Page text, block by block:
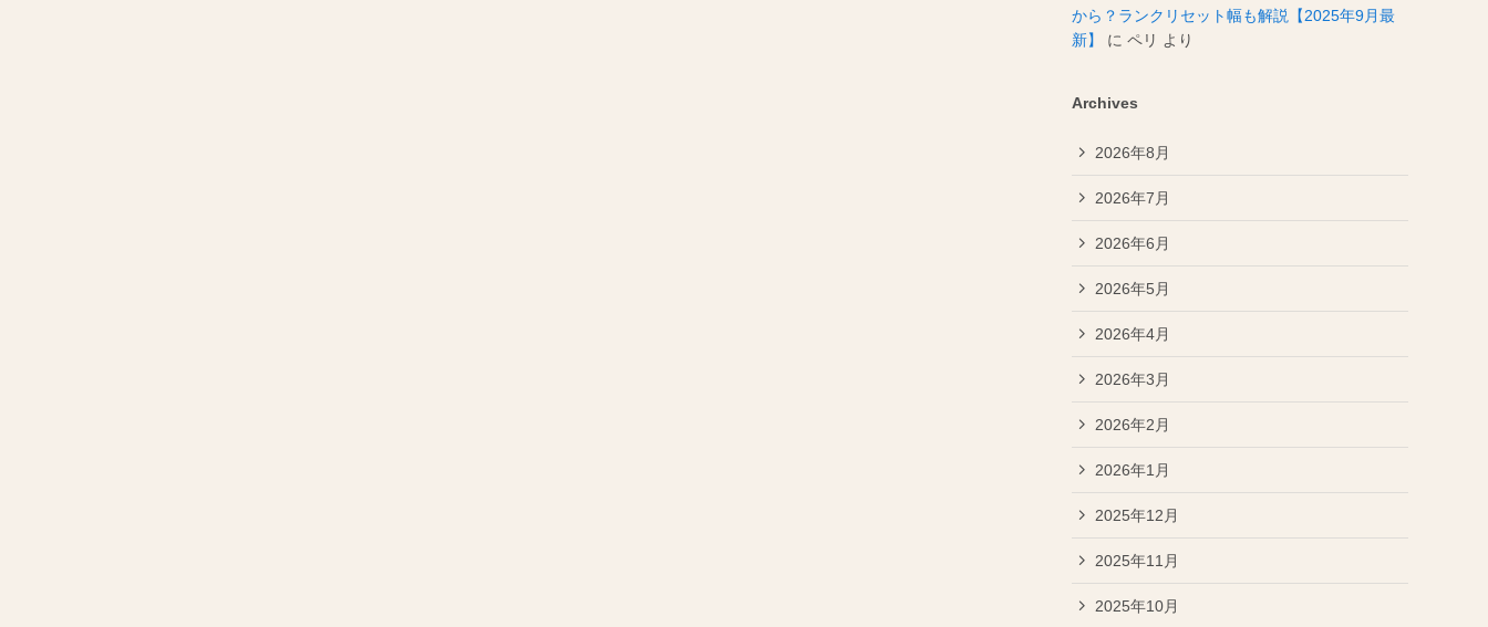
から？ランクリセット幅も解説【2025年9月最
新】
に ペリ より
Archives
2026年8月
2026年7月
2026年6月
2026年5月
2026年4月
2026年3月
2026年2月
2026年1月
2025年12月
2025年11月
2025年10月